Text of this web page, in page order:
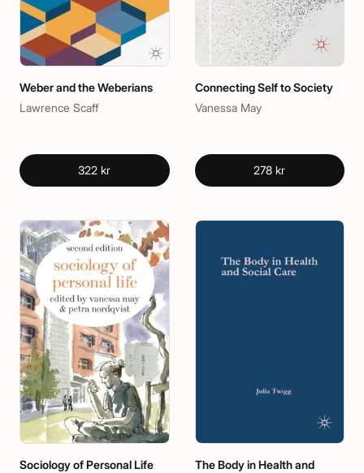
Weber and the Weberians
Lawrence Scaff
322 kr
Connecting Self to Society
Vanessa May
278 kr
Sociology of Personal Life
The Body in Health and